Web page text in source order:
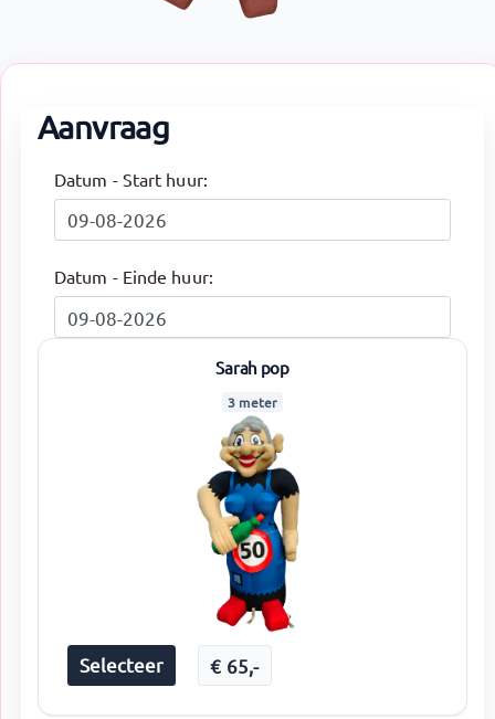
Aanvraag
Datum - Start huur:
Datum - Einde huur:
Sarah pop
3 meter
Selecteer € 65,-